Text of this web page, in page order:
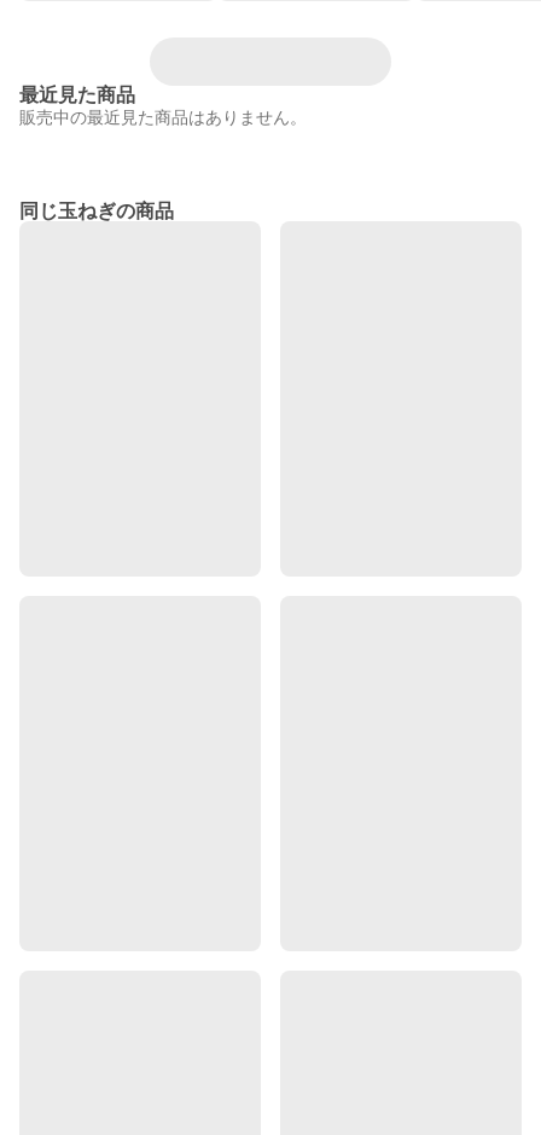
最近見た商品
販売中の最近見た商品はありません。
同じ玉ねぎの商品